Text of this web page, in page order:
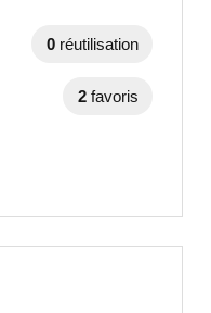
0 réutilisation
2 favoris